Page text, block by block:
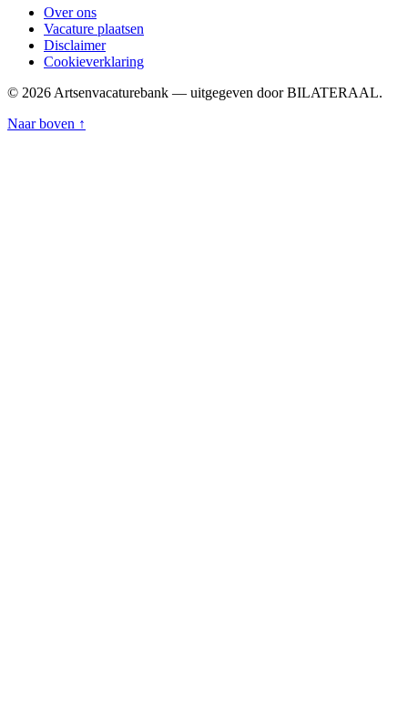
Over ons
Vacature plaatsen
Disclaimer
Cookieverklaring
© 2026 Artsenvacaturebank — uitgegeven door BILATERAAL.
Naar boven ↑